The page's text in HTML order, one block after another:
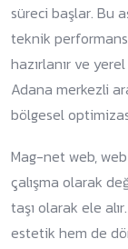
süreci başlar. Bu
teknik
hazırlanır ve
Adana merkezli
bölgesel
Mag-net web,
çalışma olarak
taşı olarak ele
estetik hem de